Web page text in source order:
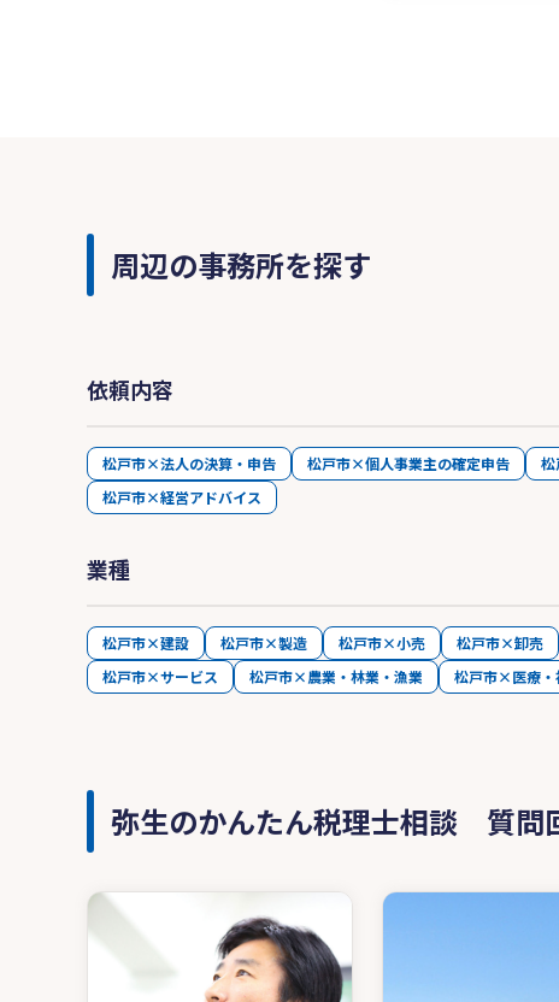
周辺の事務所を探す
依頼内容
松戸市×法人の決算・申告 松戸市×個人事業主の確定申告
松戸市×経営アドバイス
業種
松戸市×建設 松戸市×製造 松戸市×小売 松戸市×卸売
松戸市×サービス
松戸市×農業・林業・漁業 松戸市×医療・
弥生のかんたん税理士相談 質問